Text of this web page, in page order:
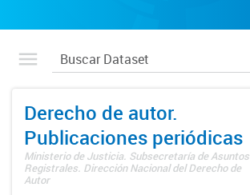
Derecho de autor.
Publicaciones periódicas
Ministerio de Justicia. Subsecretaría de Asuntos
Registrales. Dirección Nacional del Derecho de
Autor